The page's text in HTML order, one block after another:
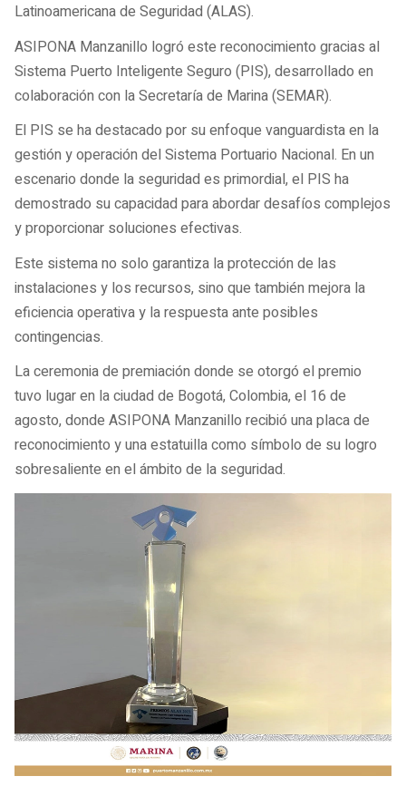
Latinoamericana de Seguridad (ALAS).
ASIPONA Manzanillo logró este reconocimiento gracias al
Sistema Puerto Inteligente Seguro (PIS), desarrollado en
colaboración con la Secretaría de Marina (SEMAR).
El PIS se ha destacado por su enfoque vanguardista en la
gestión y operación del Sistema Portuario Nacional. En un
escenario donde la seguridad es primordial, el PIS ha
demostrado su capacidad para abordar desafíos complejos
y proporcionar soluciones efectivas.
Este sistema no solo garantiza la protección de las
instalaciones y los recursos, sino que también mejora la
eficiencia operativa y la respuesta ante posibles
contingencias.
La ceremonia de premiación donde se otorgó el premio
tuvo lugar en la ciudad de Bogotá, Colombia, el 16 de
agosto, donde ASIPONA Manzanillo recibió una placa de
reconocimiento y una estatuilla como símbolo de su logro
sobresaliente en el ámbito de la seguridad.